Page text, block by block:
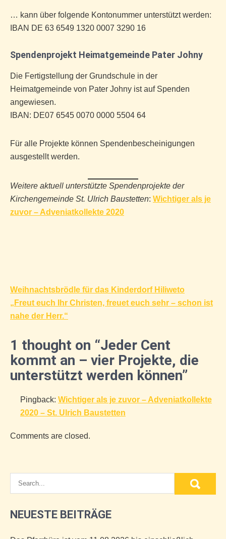
… kann über folgende Kontonummer unterstützt werden:
IBAN DE 63 6549 1320 0007 3290 16
Spendenprojekt Heimatgemeinde Pater Johny
Die Fertigstellung der Grundschule in der
Heimatgemeinde von Pater Johny ist auf Spenden
angewiesen.
IBAN: DE07 6545 0070 0000 5504 64
Für alle Projekte können Spendenbescheinigungen
ausgestellt werden.
Weitere aktuell unterstützte Spendenprojekte der
Kirchengemeinde St. Ulrich Baustetten: Wichtiger als je
zuvor – Adveniatkollekte 2020
Beitragsnavigation
Weihnachtsbrödle für das Kinderdorf Hiliweto
„Freut euch Ihr Christen, freuet euch sehr – schon ist
nahe der Herr.“
1 thought on “Jeder Cent
kommt an – vier Projekte, die
unterstützt werden können”
Pingback: Wichtiger als je zuvor – Adveniatkollekte
2020 – St. Ulrich Baustetten
Comments are closed.
NEUESTE BEITRÄGE